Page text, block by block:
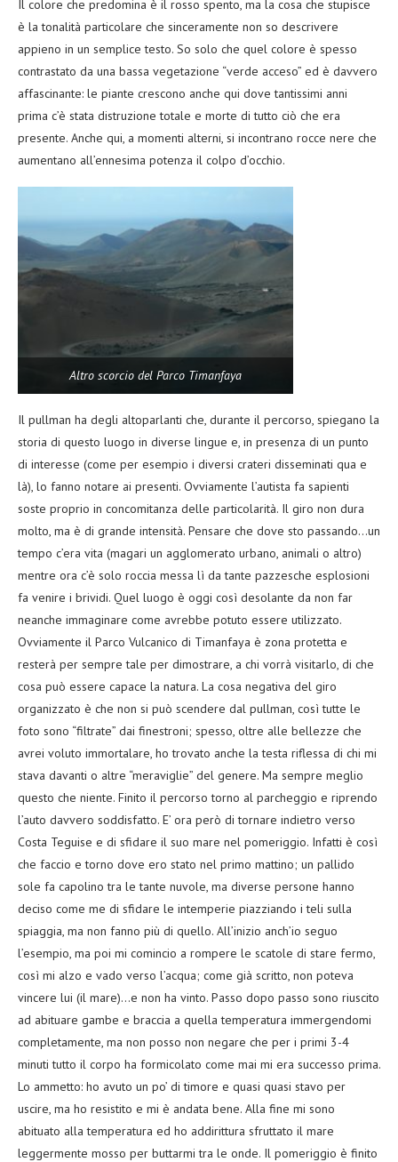
Il colore che predomina è il rosso spento, ma la cosa che stupisce
è la tonalità particolare che sinceramente non so descrivere
appieno in un semplice testo. So solo che quel colore è spesso
contrastato da una bassa vegetazione “verde acceso” ed è davvero
affascinante: le piante crescono anche qui dove tantissimi anni
prima c’è stata distruzione totale e morte di tutto ciò che era
presente. Anche qui, a momenti alterni, si incontrano rocce nere che
aumentano all’ennesima potenza il colpo d’occhio.
Altro scorcio del Parco Timanfaya
Il pullman ha degli altoparlanti che, durante il percorso, spiegano la
storia di questo luogo in diverse lingue e, in presenza di un punto
di interesse (come per esempio i diversi crateri disseminati qua e
là), lo fanno notare ai presenti. Ovviamente l’autista fa sapienti
soste proprio in concomitanza delle particolarità. Il giro non dura
molto, ma è di grande intensità. Pensare che dove sto passando…un
tempo c’era vita (magari un agglomerato urbano, animali o altro)
mentre ora c’è solo roccia messa lì da tante pazzesche esplosioni
fa venire i brividi. Quel luogo è oggi così desolante da non far
neanche immaginare come avrebbe potuto essere utilizzato.
Ovviamente il Parco Vulcanico di Timanfaya è zona protetta e
resterà per sempre tale per dimostrare, a chi vorrà visitarlo, di che
cosa può essere capace la natura. La cosa negativa del giro
organizzato è che non si può scendere dal pullman, così tutte le
foto sono “filtrate” dai finestroni; spesso, oltre alle bellezze che
avrei voluto immortalare, ho trovato anche la testa riflessa di chi mi
stava davanti o altre “meraviglie” del genere. Ma sempre meglio
questo che niente. Finito il percorso torno al parcheggio e riprendo
l’auto davvero soddisfatto. E’ ora però di tornare indietro verso
Costa Teguise e di sfidare il suo mare nel pomeriggio. Infatti è così
che faccio e torno dove ero stato nel primo mattino; un pallido
sole fa capolino tra le tante nuvole, ma diverse persone hanno
deciso come me di sfidare le intemperie piazziando i teli sulla
spiaggia, ma non fanno più di quello. All’inizio anch’io seguo
l’esempio, ma poi mi comincio a rompere le scatole di stare fermo,
così mi alzo e vado verso l’acqua; come già scritto, non poteva
vincere lui (il mare)…e non ha vinto. Passo dopo passo sono riuscito
ad abituare gambe e braccia a quella temperatura immergendomi
completamente, ma non posso non negare che per i primi 3-4
minuti tutto il corpo ha formicolato come mai mi era successo prima.
Lo ammetto: ho avuto un po’ di timore e quasi quasi stavo per
uscire, ma ho resistito e mi è andata bene. Alla fine mi sono
abituato alla temperatura ed ho addirittura sfruttato il mare
leggermente mosso per buttarmi tra le onde. Il pomeriggio è finito